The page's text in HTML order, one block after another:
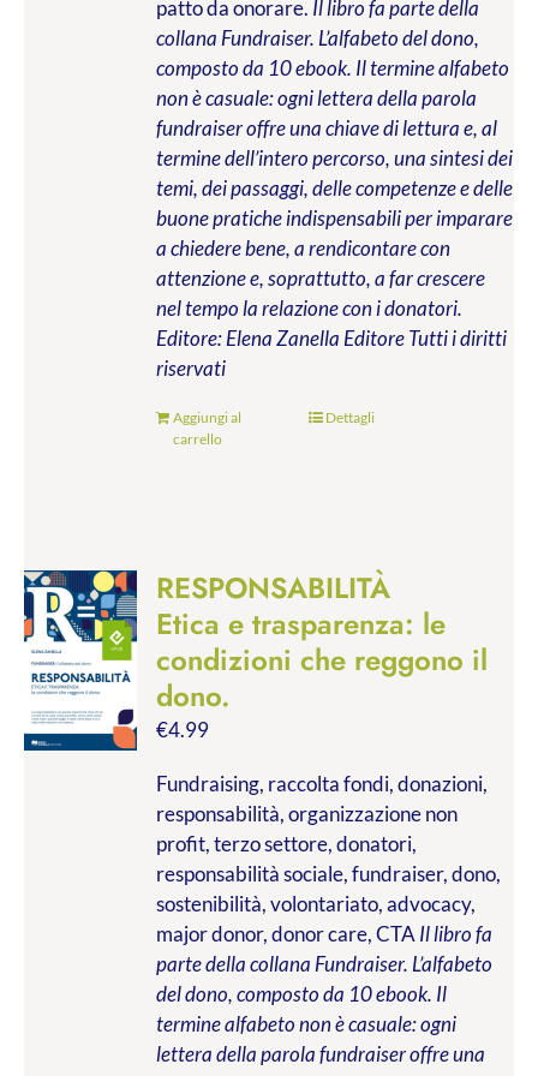
patto da onorare. Il libro fa parte della
collana Fundraiser. L’alfabeto del dono,
composto da 10 ebook. Il termine alfabeto
non è casuale: ogni lettera della parola
fundraiser offre una chiave di lettura e, al
termine dell’intero percorso, una sintesi dei
temi, dei passaggi, delle competenze e delle
buone pratiche indispensabili per imparare
a chiedere bene, a rendicontare con
attenzione e, soprattutto, a far crescere
nel tempo la relazione con i donatori.
Editore: Elena Zanella EditoreTutti i diritti
riservati
Aggiungi al
carrello
Dettagli
RESPONSABILITÀ
Etica e trasparenza: le
condizioni che reggono il
dono.
€4.99
Fundraising, raccolta fondi, donazioni,
responsabilità, organizzazione non
profit, terzo settore, donatori,
responsabilità sociale, fundraiser, dono,
sostenibilità, volontariato, advocacy,
major donor, donor care, CTA Il libro fa
parte della collana Fundraiser. L’alfabeto
del dono, composto da 10 ebook. Il
termine alfabeto non è casuale: ogni
lettera della parola fundraiser offre una